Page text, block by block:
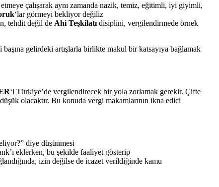
çalışarak aynı zamanda nazik, temiz, eğitimli, iyi giyimli,
‘lar görmeyi bekliyor değiliz
tehdit değil de Ahi Teşkilatı disiplini, vergilendirmede örnek
başına gelirdeki artışlarla birlikte makul bir katsayıya bağlamak
‘i Türkiye’de vergilendirecek bir yola zorlamak gerekir. Çifte
olacaktır. Bu konuda vergi makamlarının ikna edici
diye düşünmesi
eklerken, bu şekilde faaliyet gösterip
izin değilse de icazet verildiğinde kamu